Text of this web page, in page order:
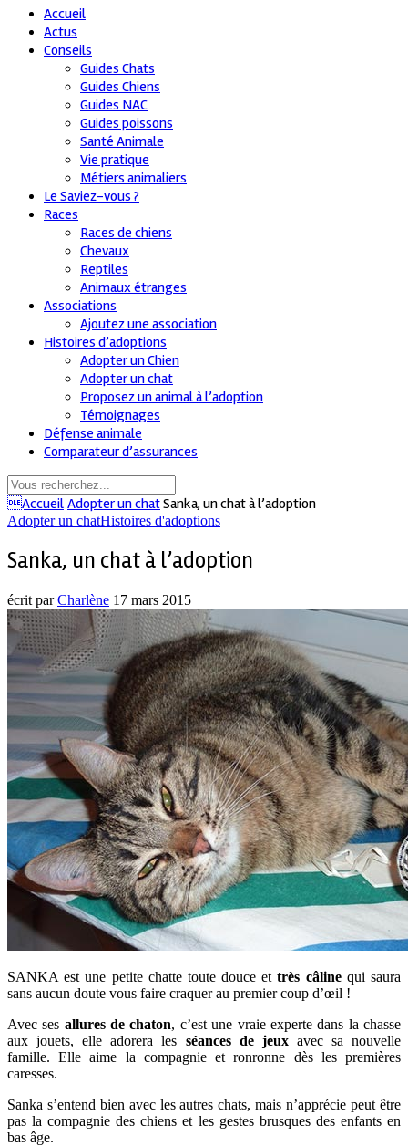
Accueil
Actus
Conseils
Guides Chats
Guides Chiens
Guides NAC
Guides poissons
Santé Animale
Vie pratique
Métiers animaliers
Le Saviez-vous ?
Races
Races de chiens
Chevaux
Reptiles
Animaux étranges
Associations
Ajoutez une association
Histoires d’adoptions
Adopter un Chien
Adopter un chat
Proposez un animal à l’adoption
Témoignages
Défense animale
Comparateur d’assurances
Accueil Adopter un chatSanka, un chat à l’adoption
Adopter un chatHistoires d'adoptions
Sanka, un chat à l’adoption
écrit parCharlène 17 mars 2015
SANKA est une petite chatte toute douce ettrès câlinequi saura
sans aucun doute vous faire craquer au premier coup d’œil !
Avec ses allures de chaton, c’est une vraie experte dans la chasse
aux jouets, elle adorera les séances de jeuxavec sa nouvelle
famille. Elle aime la compagnie et ronronne dès les premières
caresses.
Sanka s’entend bien avec les autres chats, mais n’apprécie peut être
pas la compagnie des chiens et les gestes brusques des enfants en
bas âge.